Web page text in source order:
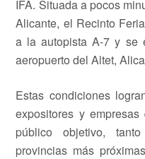
IFA. Situada a pocos
Alicante, el Recinto
a la autopista A-7 y se
aeropuerto del Altet,
Estas condiciones
expositores y
público objetivo,
provincias más